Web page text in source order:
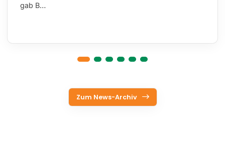
gab B…
Zum News-Archiv